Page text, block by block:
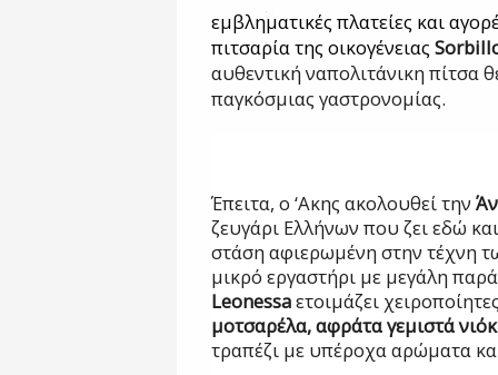
εμβληματικές πλατείες και
πιτσαρία της οικογένειας
αυθεντική ναπολιτάνικη πίτσα
παγκόσμιας γαστρονομίας.
Έπειτα, ο ‘Ακης ακολουθεί την
ζευγάρι Ελλήνων που ζει εδώ
στάση αφιερωμένη στην τέχνη
μικρό εργαστήρι με μεγάλη
Leonessaετοιμάζει
μοτσαρέλα, αφράτα γεμιστά
τραπέζι με υπέροχα αρώματα